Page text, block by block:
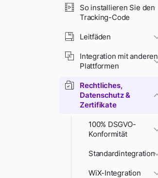
So installieren Sie den
Tracking-Code
Leitfäden
Integration mit anderen
Plattformen
Rechtliches,
Datenschutz &
Zertifikate
100% DSGVO-
Konformität
Standardintegration
WiX-Integration